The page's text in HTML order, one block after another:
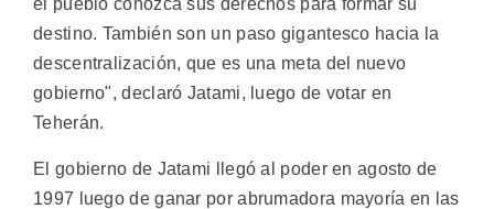
el pueblo conozca sus derechos para formar su
destino. También son un paso gigantesco hacia la
descentralización, que es una meta del nuevo
gobierno", declaró Jatami, luego de votar en
Teherán.
El gobierno de Jatami llegó al poder en agosto de
1997 luego de ganar por abrumadora mayoría en las